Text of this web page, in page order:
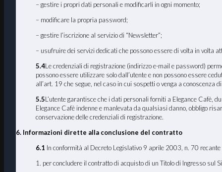
– gestire i propri dati personali e modificarli in ogni momento;
– modificare la propria password;
– gestire l’iscrizione al servizio di “Newsletter”;
– usufruire dei servizi dedicati che possono essere di volta in volta
5.4Le credenziali di registrazione (indirizzo e-mail e password)
possono essere utilizzare solo dall’utente e non possono essere
all’art. 19 che segue, nel caso in cui sospetti o venga a conoscenza
5.5L’utente garantisce che i dati personali forniti a Elegance Cafè,
Elegance Cafè indenne e manlevata da qualsiasi danno, obbligo
conservazione delle credenziali di registrazione.
6. Informazioni dirette alla conclusione del contratto
6.1 In conformità al Decreto Legislativo 9 aprile 2003, n. 70
1. per concludere il contratto di acquisto di un Titolo di Ingresso sul